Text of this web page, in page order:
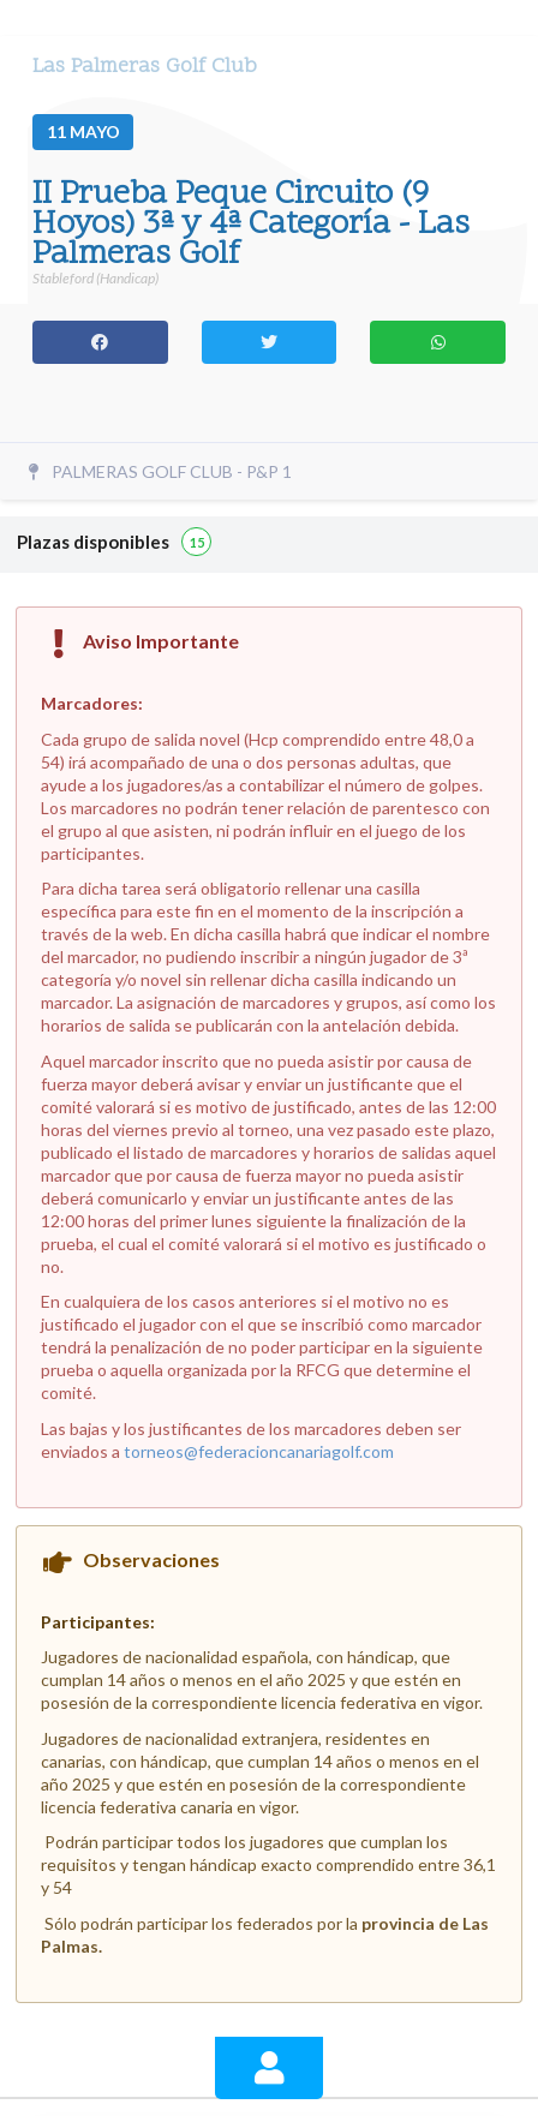
Las Palmeras Golf Club
11 MAYO
II Prueba Peque Circuito (9
Hoyos) 3ª y 4ª Categoría - Las
Palmeras Golf
Stableford (Handicap)
PALMERAS GOLF CLUB - P&P 1
Plazas disponibles 15
Aviso Importante
Marcadores:
Cada grupo de salida novel (Hcp comprendido entre 48,0 a
54) irá acompañado de una o dos personas adultas, que
ayude a los jugadores/as a contabilizar el número de golpes.
Los marcadores no podrán tener relación de parentesco con
el grupo al que asisten, ni podrán influir en el juego de los
participantes.
Para dicha tarea será obligatorio rellenar una casilla
específica para este fin en el momento de la inscripción a
través de la web. En dicha casilla habrá que indicar el nombre
del marcador, no pudiendo inscribir a ningún jugador de 3ª
categoría y/o novel sin rellenar dicha casilla indicando un
marcador. La asignación de marcadores y grupos, así como los
horarios de salida se publicarán con la antelación debida.
Aquel marcador inscrito que no pueda asistir por causa de
fuerza mayor deberá avisar y enviar un justificante que el
comité valorará si es motivo de justificado, antes de las 12:00
horas del viernes previo al torneo, una vez pasado este plazo,
publicado el listado de marcadores y horarios de salidas aquel
marcador que por causa de fuerza mayor no pueda asistir
deberá comunicarlo y enviar un justificante antes de las
12:00 horas del primer lunes siguiente la finalización de la
prueba, el cual el comité valorará si el motivo es justificado o
no.
En cualquiera de los casos anteriores si el motivo no es
justificado el jugador con el que se inscribió como marcador
tendrá la penalización de no poder participar en la siguiente
prueba o aquella organizada por la RFCG que determine el
comité.
Las bajas y los justificantes de los marcadores deben ser
enviados a torneos@federacioncanariagolf.com
Observaciones
Participantes:
Jugadores de nacionalidad española, con hándicap, que
cumplan 14 años o menos en el año 2025 y que estén en
posesión de la correspondiente licencia federativa en vigor.
Jugadores de nacionalidad extranjera, residentes en
canarias, con hándicap, que cumplan 14 años o menos en el
año 2025 y que estén en posesión de la correspondiente
licencia federativa canaria en vigor.
Podrán participar todos los jugadores que cumplan los
requisitos y tengan hándicap exacto comprendido entre 36,1
y 54
Sólo podrán participar los federados por la provincia de Las
Palmas.